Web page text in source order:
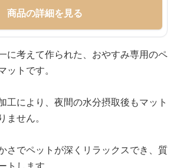
商品の詳細を見る
に考えて作られた、おやすみ専用のペ
ットです。
工により、夜間の水分摂取後もマット
せん。
さでペットが深くリラックスでき、質